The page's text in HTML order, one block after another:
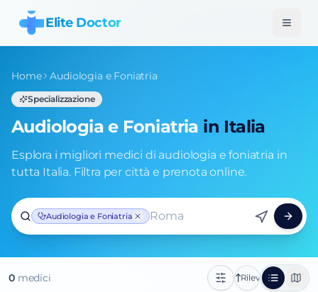
Elite Doctor
Home Audiologia e Foniatria
Specializzazione
Audiologia e Foniatria in Italia
Esplora i migliori medici di audiologia e foniatria in
tutta Italia. Filtra per città e prenota online.
Audiologia e Foniatria Roma
0medici Rilevanza